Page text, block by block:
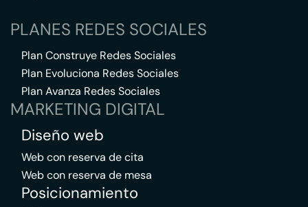
PLANES REDES SOCIALES
Plan Construye Redes Sociales
Plan Evoluciona Redes Sociales
Plan Avanza Redes Sociales
MARKETING DIGITAL
Diseño web
Web con reserva de cita
Web con reserva de mesa
Posicionamiento